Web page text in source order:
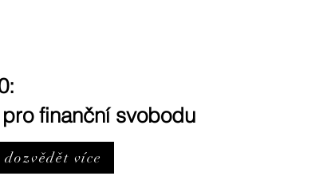
finanční svobodu
dozvědět více